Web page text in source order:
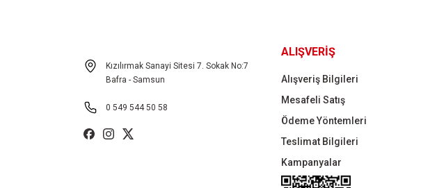
Kızılırmak Sanayi Sitesi 7. Sokak No:7
Bafra - Samsun
0 549 544 50 58
ALIŞVERİŞ
Alışveriş Bilgileri
Mesafeli Satış
Ödeme Yöntemleri
Teslimat Bilgileri
Kampanyalar